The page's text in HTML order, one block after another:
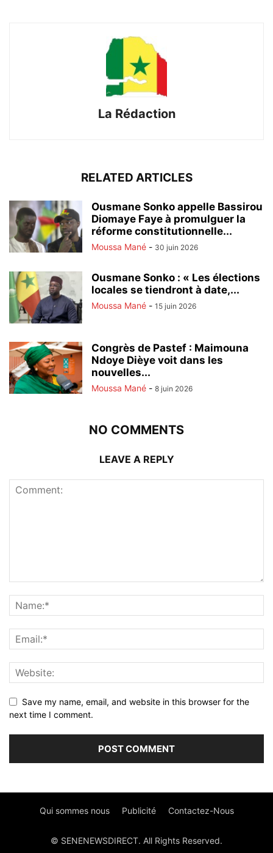
La Rédaction
RELATED ARTICLES
Ousmane Sonko appelle Bassirou
Diomaye Faye à promulguer la
réforme constitutionnelle...
Moussa Mané - 30 juin 2026
Ousmane Sonko : « Les élections
locales se tiendront à date,...
Moussa Mané - 15 juin 2026
Congrès de Pastef : Maimouna
Ndoye Dièye voit dans les
nouvelles...
Moussa Mané - 8 juin 2026
NO COMMENTS
LEAVE A REPLY
Save my name, email, and website in this browser for the
next time I comment.
Qui sommes nous Publicité Contactez-Nous
© SENENEWSDIRECT. All Rights Reserved.